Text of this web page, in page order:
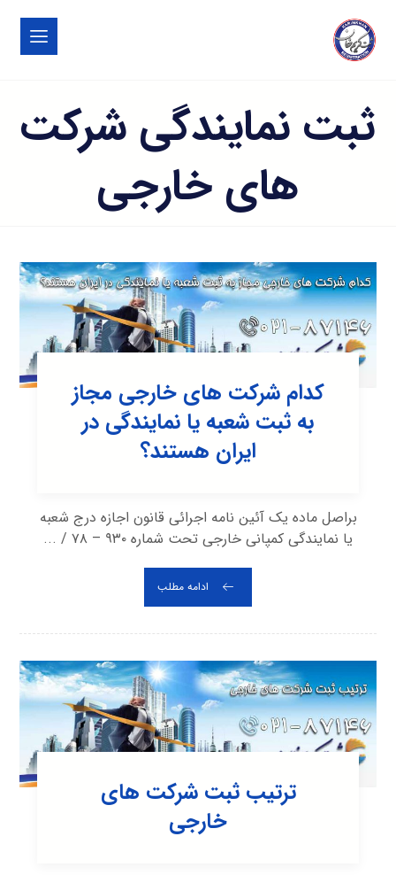
ثبت نمایندگی شرکت
های خارجی
کدام شرکت های خارجی مجاز
به ثبت شعبه یا نمایندگی در
ایران هستند؟
براصل ماده یک آئین نامه اجرائی قانون اجازه درج شعبه
یا نمایندگی کمپانی خارجی تحت شماره ۹۳۰ – ۷۸ / ...
ادامه مطلب
ترتیب ثبت شرکت های
خارجی